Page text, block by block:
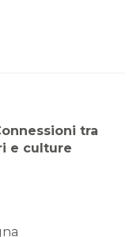
tra
e culture